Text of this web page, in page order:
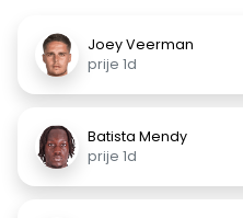
Joey Veerman
prije 1d
Batista Mendy
prije 1d